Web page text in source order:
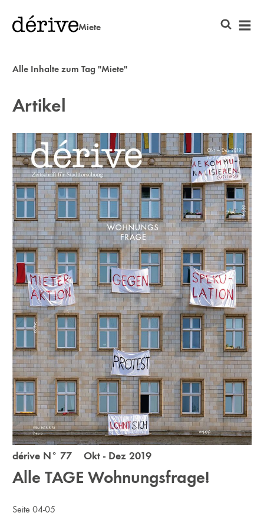
Miete
Alle Inhalte zum Tag "Miete"
Artikel
dérive N° 77 Okt - Dez 2019
Alle TAGE Wohnungsfrage!
Seite 04-05